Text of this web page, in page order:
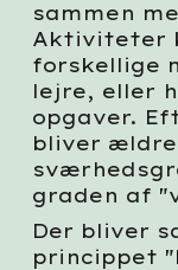
sammen
Aktiviteter
forskellige
lejre, eller
opgaver.
bliver
graden af
Der bliver
princippet